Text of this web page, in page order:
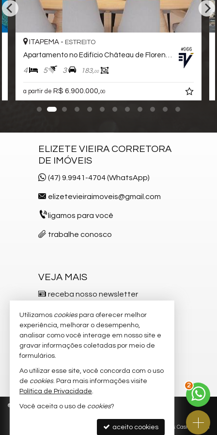
Infra para Veículos Elétricos
Estar Social
Acessibilidade para PNE
Hidromassagem
#966
ITAPEMA - ESTREITO
Apartamento no Edifício Château de Florence
4 5 3 183,00
a partir de R$ 6.900.000,00
ELIZETE VIEIRA CORRETORA
DE IMÓVEIS
(47) 9.9941-4704 (WhatsApp)
elizetevieiraimoveis@gmail.com
ligamos para você
trabalhe conosco
VEJA MAIS
receba nosso newsletter
indicadores financeiros
cadastre seu imóvel
imóveis favoritos
mapa de imóveis
© 2026 CRECI/SC 5.537-F Política de Privacidade
Site para imobiliárias: Castel Digital
Utilizamos cookiespara oferecer melhor
experiência, melhorar o desempenho,
analisar como você interage em nosso site e
gravar informações coletadas por meio de
formulários.
Ao utilizar esse site, você concorda com o uso
de cookies. Para mais informações visite
Política de Privacidade.
Você aceita o uso de cookies?
aceito cookies